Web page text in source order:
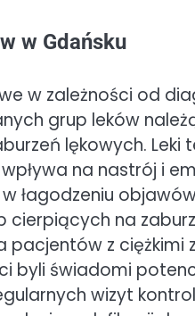
w Gdańsku
w zależności od
grup leków
lękowych. Leki
na nastrój i
łagodzeniu
cierpiących na
z ciężkimi
byli świadomi
wizyt